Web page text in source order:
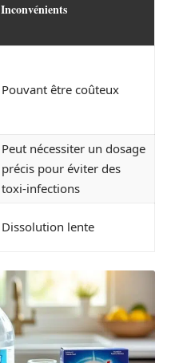
Inconvénients
Pouvant être coûteux
Peut nécessiter un dosage
précis pour éviter des
toxi-infections
Dissolution lente